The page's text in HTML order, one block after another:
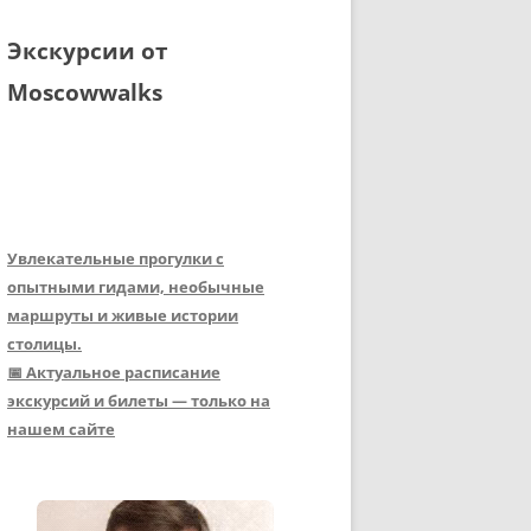
Экскурсии от
Moscowwalks
Увлекательные прогулки с
опытными гидами, необычные
маршруты и живые истории
столицы.
📅 Актуальное расписание
экскурсий и билеты — только на
нашем сайте